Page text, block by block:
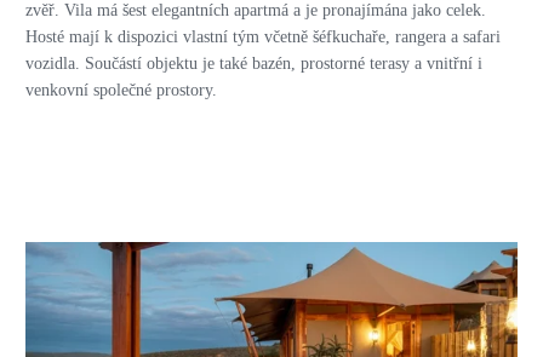
zvěř. Vila má šest elegantních apartmá a je pronajímána jako celek.
Hosté mají k dispozici vlastní tým včetně šéfkuchaře, rangera a safari
vozidla. Součástí objektu je také bazén, prostorné terasy a vnitřní i
venkovní společné prostory.